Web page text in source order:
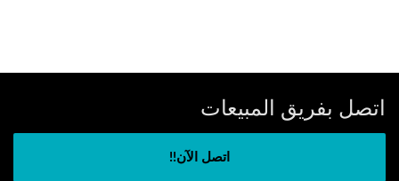
اتصل بفريق المبيعات
اتصل الآن!!